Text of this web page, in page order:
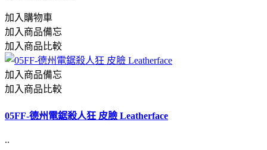
加入購物車
加入商品備忘
加入商品比較
加入商品備忘
加入商品比較
05FF-德州電鋸殺人狂 皮臉 Leatherface
..